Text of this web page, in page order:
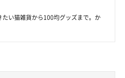
から転落して骨折しました。帰
れなくて、長い時間痛い思いを
ンプして失敗し、爪を割る怪我
い猫雑貨から100均グッズまで。か